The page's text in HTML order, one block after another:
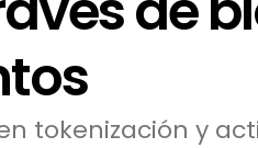
tokenización y